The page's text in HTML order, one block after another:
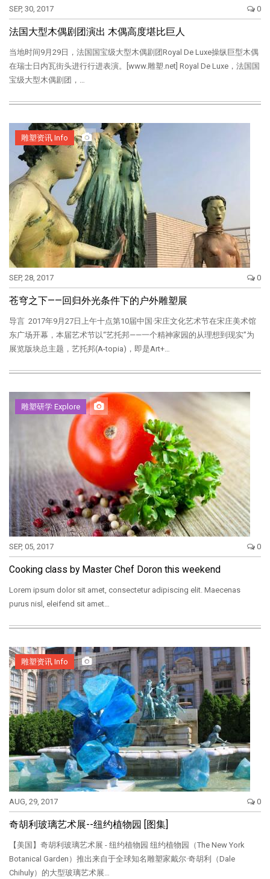
SEP, 30, 2017 0
法国大型木偶剧团演出 木偶高度堪比巨人
当地时间9月29日，法国国宝级大型木偶剧团Royal De Luxe操纵巨型木偶
在瑞士日内瓦街头进行行进表演。[www.雕塑.net] Royal De Luxe，法国国
宝级大型木偶剧团，…
雕塑资讯 Info
SEP, 28, 2017 0
苍穹之下——回归外光条件下的户外雕塑展
导言 2017年9月27日上午十点第10届中国·宋庄文化艺术节在宋庄美术馆
东广场开幕，本届艺术节以“艺托邦——一个精神家园的从理想到现实”为
展览版块总主题，艺托邦(A-topia)，即是Art+…
雕塑研学 Explore
SEP, 05, 2017 0
Cooking class by Master Chef Doron this weekend
Lorem ipsum dolor sit amet, consectetur adipiscing elit. Maecenas
purus nisl, eleifend sit amet…
雕塑资讯 Info
AUG, 29, 2017 0
奇胡利玻璃艺术展--纽约植物园 [图集]
【美国】奇胡利玻璃艺术展 - 纽约植物园 纽约植物园（The New York
Botanical Garden）推出来自于全球知名雕塑家戴尔·奇胡利（Dale
Chihuly）的大型玻璃艺术展…